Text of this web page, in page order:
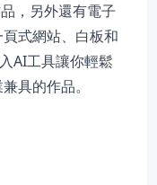
，另外還有電子
式網站、白板和
AI工具讓你輕鬆
具的作品。